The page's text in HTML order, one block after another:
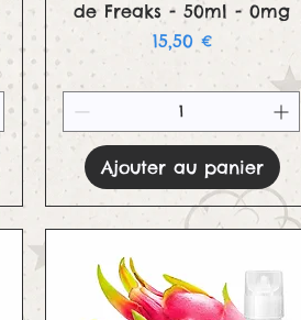
de Freaks - 50ml - 0mg
Prix
15,50 €
Ajouter au panier